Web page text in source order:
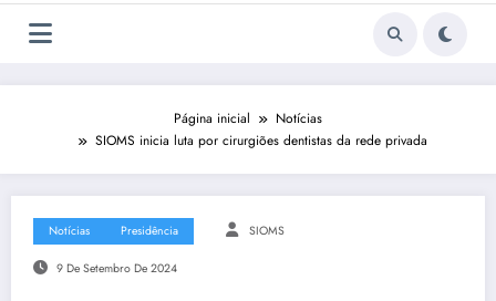
Página inicial
Notícias
SIOMS inicia luta por cirurgiões dentistas da rede privada
Notícias Presidência SIOMS
9 De Setembro De 2024